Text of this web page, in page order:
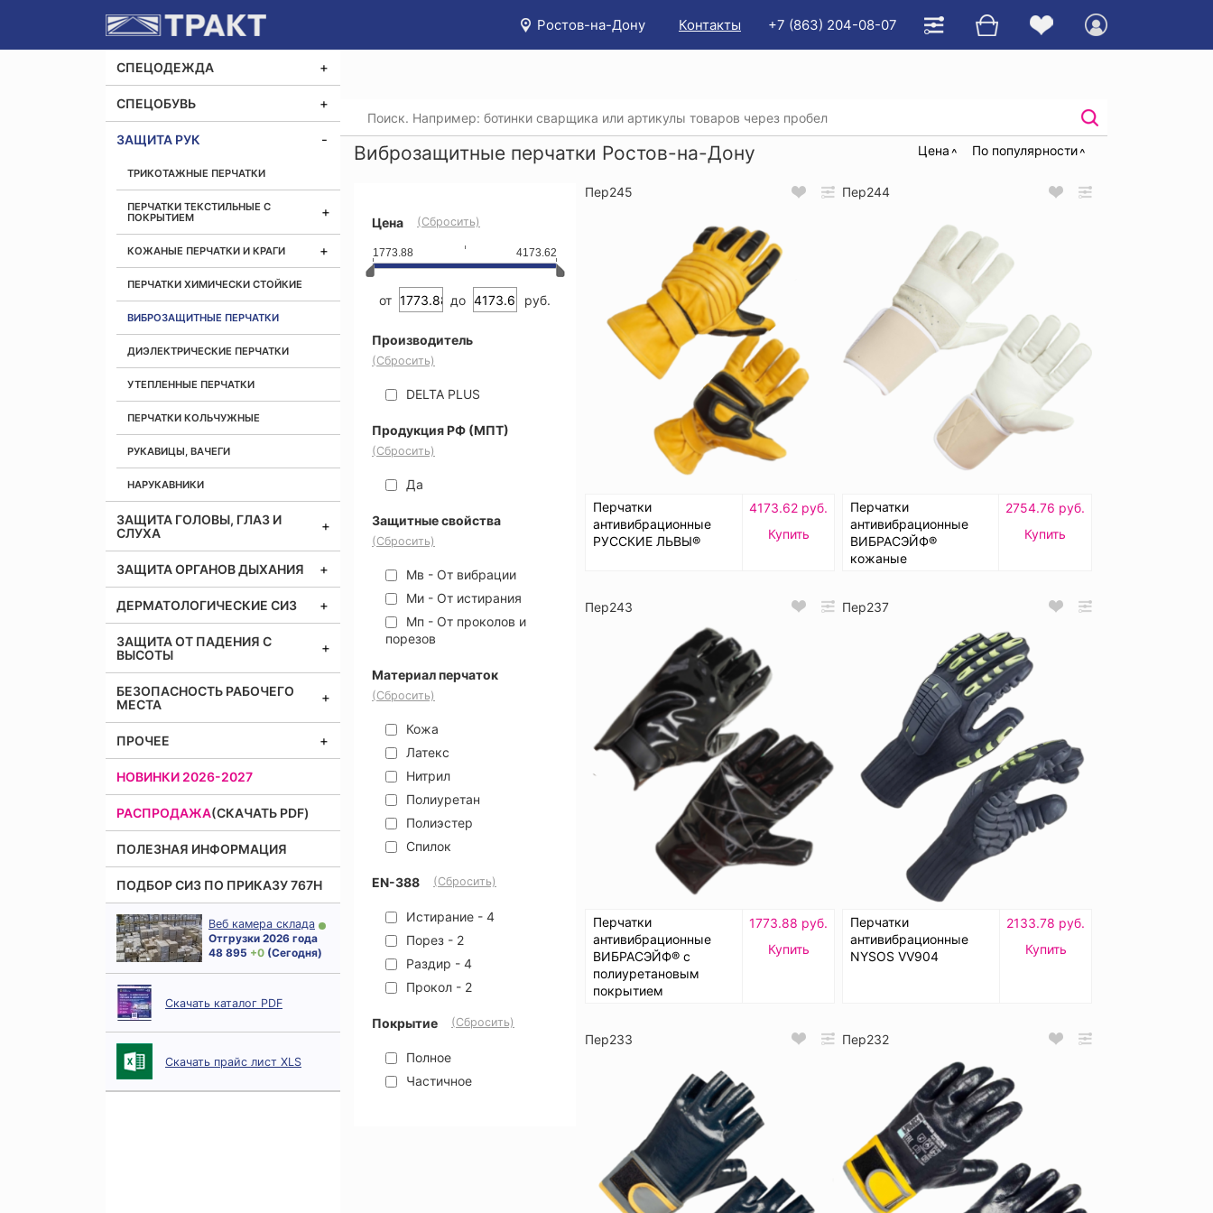
Ростов-на-Дону Контакты +7 (863) 204-08-07
СПЕЦОДЕЖДА
СПЕЦОБУВЬ
ЗАЩИТА РУК
ТРИКОТАЖНЫЕ ПЕРЧАТКИ
ПЕРЧАТКИ ТЕКСТИЛЬНЫЕ С
ПОКРЫТИЕМ
КОЖАНЫЕ ПЕРЧАТКИ И КРАГИ
ПЕРЧАТКИ ХИМИЧЕСКИ СТОЙКИЕ
ВИБРОЗАЩИТНЫЕ ПЕРЧАТКИ
ДИЭЛЕКТРИЧЕСКИЕ ПЕРЧАТКИ
УТЕПЛЕННЫЕ ПЕРЧАТКИ
ПЕРЧАТКИ КОЛЬЧУЖНЫЕ
РУКАВИЦЫ, ВАЧЕГИ
НАРУКАВНИКИ
ЗАЩИТА ГОЛОВЫ, ГЛАЗ И
СЛУХА
ЗАЩИТА ОРГАНОВ ДЫХАНИЯ
ДЕРМАТОЛОГИЧЕСКИЕ СИЗ
ЗАЩИТА ОТ ПАДЕНИЯ С
ВЫСОТЫ
БЕЗОПАСНОСТЬ РАБОЧЕГО
МЕСТА
ПРОЧЕЕ
НОВИНКИ 2026-2027
РАСПРОДАЖА(СКАЧАТЬ PDF)
ПОЛЕЗНАЯ ИНФОРМАЦИЯ
ПОДБОР СИЗ ПО ПРИКАЗУ 767Н
Веб камера склада
Отгрузки 2026 года
48 895 + 0 (Сегодня)
Скачать каталог PDF
Скачать прайс лист XLS
Виброзащитные перчатки Ростов-на-Дону Цена По популярности
Цена (Сбросить)
1773.88 4173.62
от до руб.
Производитель
(Сбросить)
DELTA PLUS
Продукция РФ (МПТ)
(Сбросить)
Да
Защитные свойства
(Сбросить)
Мв - От вибрации
Ми - От истирания
Мп - От проколов и
порезов
Материал перчаток
(Сбросить)
Кожа
Латекс
Нитрил
Полиуретан
Полиэстер
Спилок
EN-388 (Сбросить)
Истирание - 4
Порез - 2
Раздир - 4
Прокол - 2
Покрытие (Сбросить)
Полное
Частичное
Пер245
Перчатки
антивибрационные
РУССКИЕ ЛЬВЫ®
4173.62 руб.
Купить
Пер244
Перчатки
антивибрационные
ВИБРАСЭЙФ®
кожаные
2754.76 руб.
Купить
Пер243
Перчатки
антивибрационные
ВИБРАСЭЙФ® с
полиуретановым
покрытием
1773.88 руб.
Купить
Пер237
Перчатки
антивибрационные
NYSOS VV904
2133.78 руб.
Купить
Пер233 Пер232